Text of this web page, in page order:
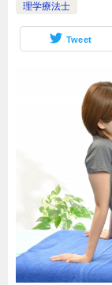
理学療法士
Tweet